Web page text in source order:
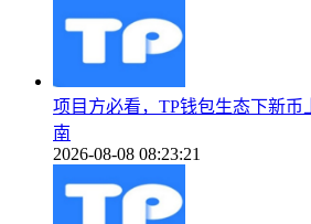
项目方必看，TP钱包生态下新币
南
2026-08-08 08:23:21